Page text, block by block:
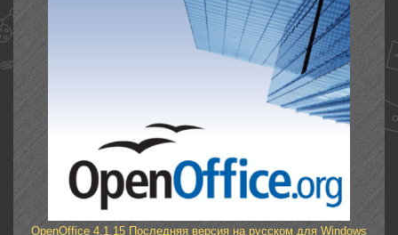
OpenOffice 4.1.15 Последняя версия на русском для Windows